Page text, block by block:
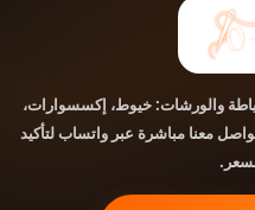
والورشات: خيوط، إكسسوارات،
معنا مباشرة عبر واتساب لتأكيد